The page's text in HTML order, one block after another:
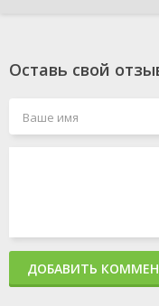
Оставь свой
ДОБАВИТЬ